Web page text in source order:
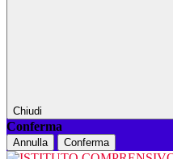
Chiudi
Conferma
Annulla Conferma